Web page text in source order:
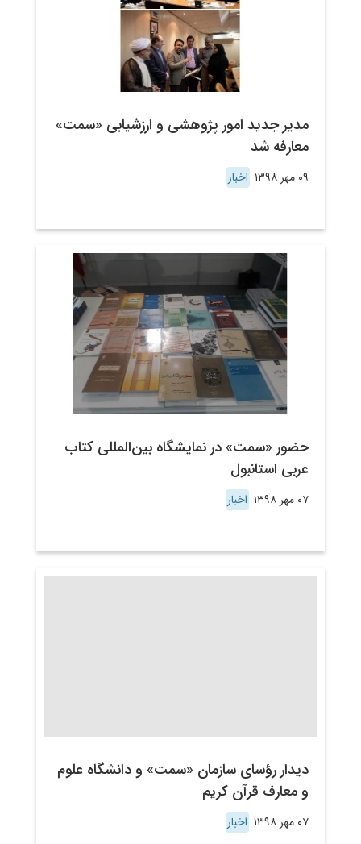
مدیر جدید امور پژوهشی و ارزشیابی «سمت»
معارفه شد
۰۹ مهر ۱۳۹۸ اخبار
حضور «سمت» در نمایشگاه بین‌المللی کتاب
عربی استانبول
۰۷ مهر ۱۳۹۸ اخبار
دیدار رؤسای سازمان «سمت» و دانشگاه علوم
و معارف قرآن کریم
۰۷ مهر ۱۳۹۸ اخبار